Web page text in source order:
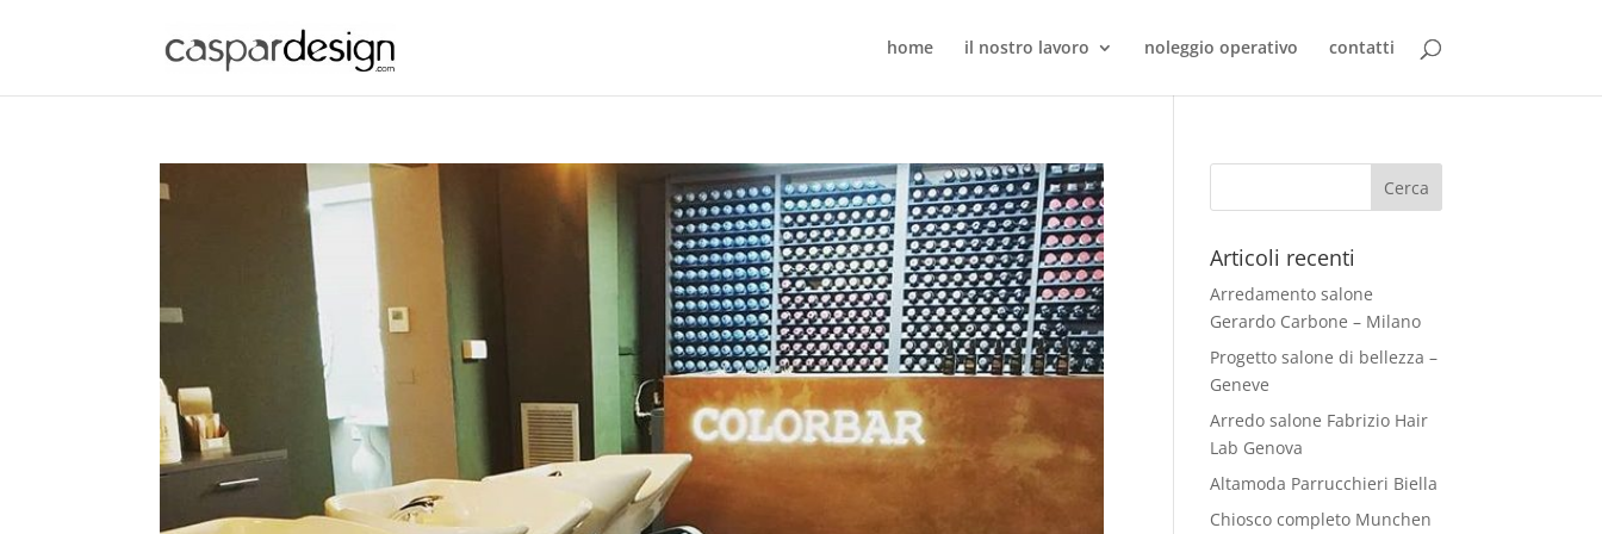
home il nostro lavoro noleggio operativo contatti
Articoli recenti
Arredamento salone
Gerardo Carbone – Milano
Progetto salone di bellezza –
Geneve
Arredo salone Fabrizio Hair
Lab Genova
Altamoda Parrucchieri Biella
Chiosco completo Munchen